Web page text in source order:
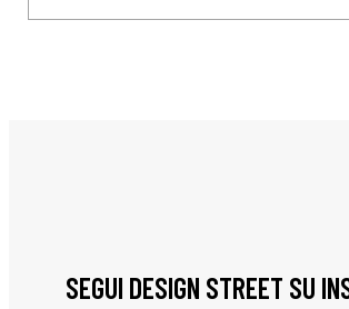
SEGUI DESIGN STREET SU